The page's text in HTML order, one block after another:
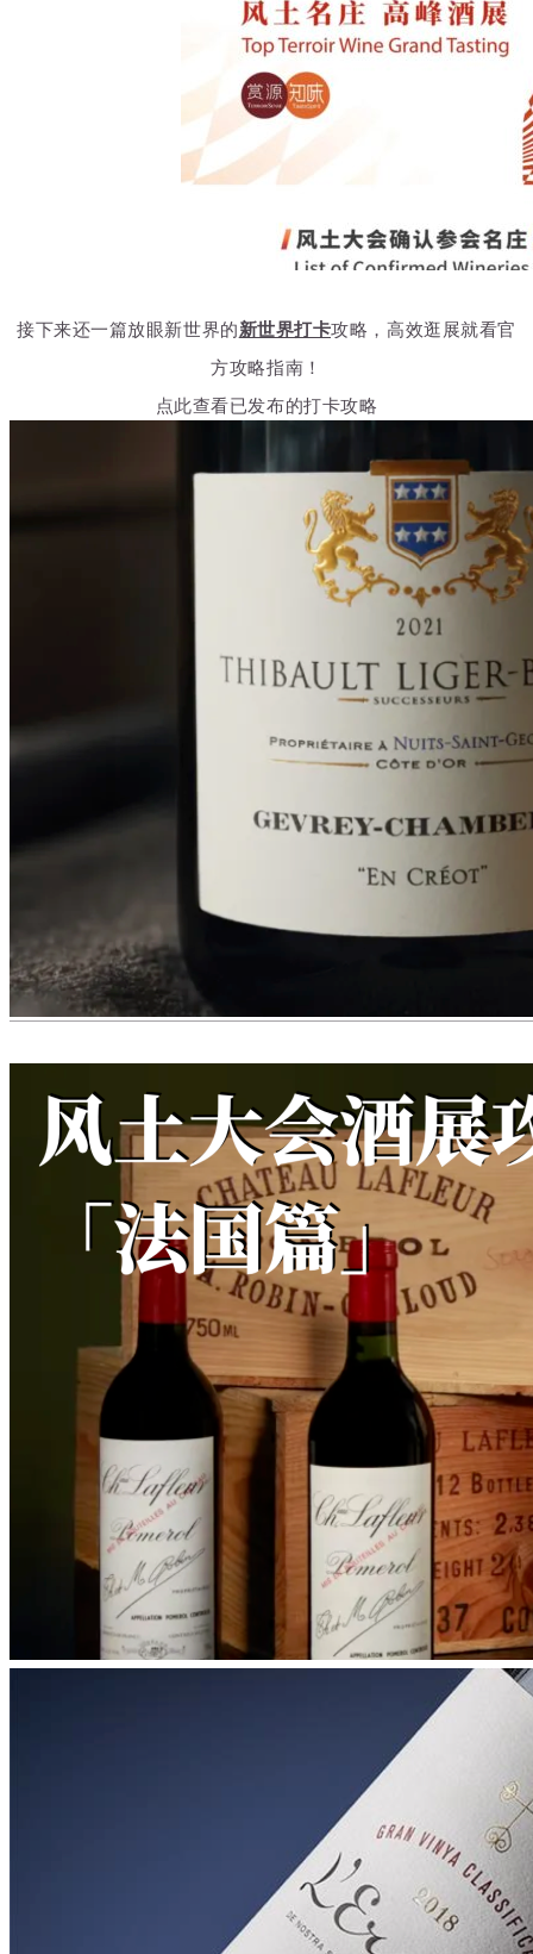
接下来还一篇放眼新世界的新世界打卡攻略，高效逛展就看官
方攻略指南！
点此查看已发布的打卡攻略